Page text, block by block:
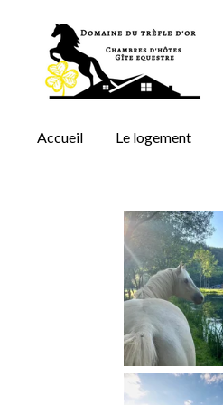
contenu
principal
Accueil Le logement